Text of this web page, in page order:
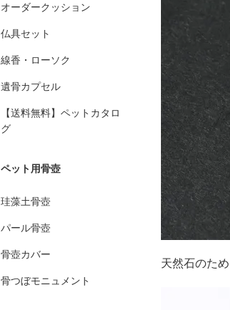
天然石のた
オーダークッション
仏具セット
線香・ローソク
遺骨カプセル
【送料無料】ペットカタロ
グ
ペット用骨壺
珪藻土骨壺
パール骨壺
骨壺カバー
骨つぼモニュメント